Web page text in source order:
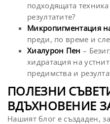
подходящата
резултатите?
Микропигментация
преди, по време и
Хиалурон Пен –
хидратация на
предимства и
ПОЛЕЗНИ
ВДЪХНОВЕНИЕ
Нашият блог е създаден,